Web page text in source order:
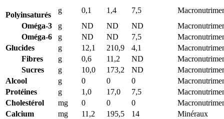
Polyinsaturés
g 0,1 1,4 7,5
Oméga-3
g ND ND ND
Oméga-6
g ND ND 7,5
Glucides
g 12,1 210,9 4,1
Fibres
g 0,6 11,2 ND
Sucres
g 10,0 173,2 ND
Alcool
g 0 0 0
Protéines
g 1,0 17,0 7,5
Cholestérol
mg 0 0 0
Calcium
mg 11,2 195,5 14
Minéraux